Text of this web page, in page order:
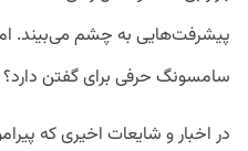
پیشرفت‌هایی به چشم می‌بیند.
سامسونگ حرفی برای گفتن دارد؟